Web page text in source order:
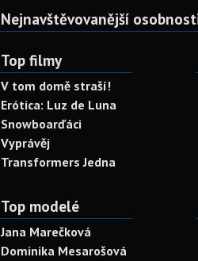
Nejnavštěvovanější
Top filmy
V tom domě straší!
Erótica: Luz de Luna
Snowboarďáci
Vyprávěj
Transformers Jedna
Top modelé
Jana Marečková
Dominika Mesarošová